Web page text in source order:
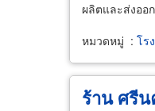
ผลิตและส่งออ
หมวดหมู่ : โร
ร้าน ศรี